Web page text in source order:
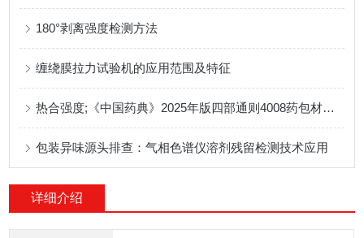
180°剥离强度检测方法
缠绕膜拉力试验机的应用范围及特征
热合强度;《中国药典》2025年版四部通则4008药包材热和强度测定法解读
包装异味源头排查：气相色谱仪溶剂残留检测技术应用
详细介绍